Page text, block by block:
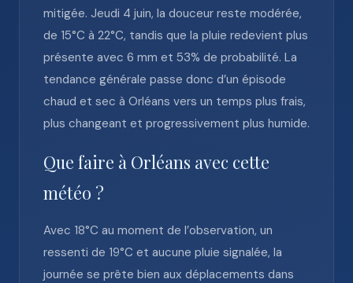
mitigée. Jeudi 4 juin, la douceur reste modérée,
de 15°C à 22°C, tandis que la pluie redevient plus
présente avec 6 mm et 53% de probabilité. La
tendance générale passe donc d’un épisode
chaud et sec à Orléans vers un temps plus frais,
plus changeant et progressivement plus humide.
Que faire à Orléans avec cette
météo ?
Avec 18°C au moment de l’observation, un
ressenti de 19°C et aucune pluie signalée, la
journée se prête bien aux déplacements dans